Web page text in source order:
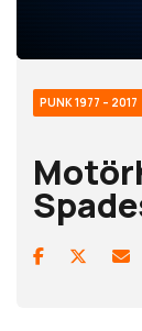
PUNK 1977 – 2017